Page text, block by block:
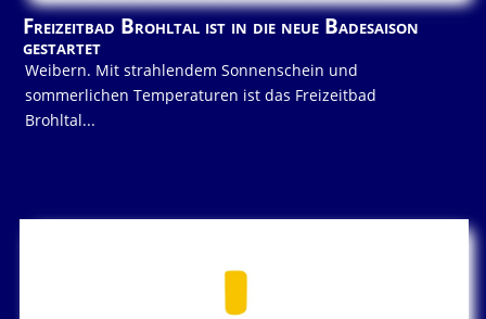
Freizeitbad Brohltal ist in die neue Badesaison
gestartet
Weibern. Mit strahlendem Sonnenschein und
sommerlichen Temperaturen ist das Freizeitbad
Brohltal...